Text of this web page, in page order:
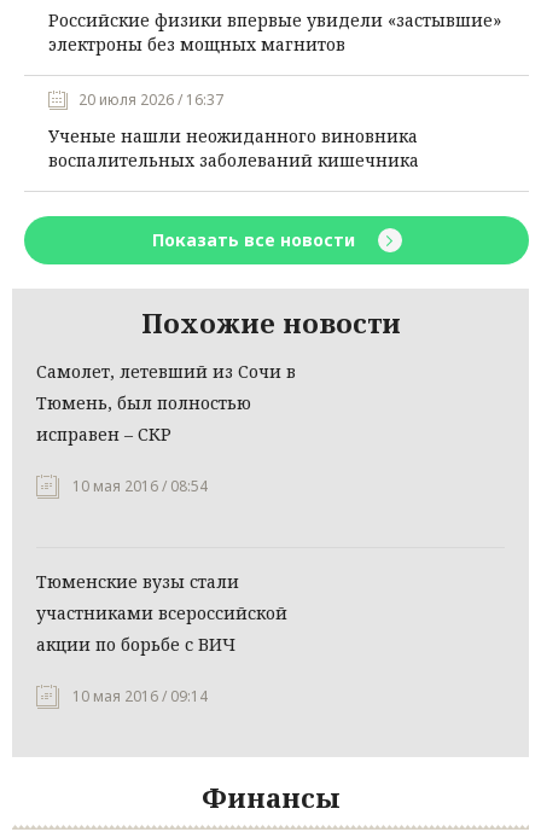
Российские физики впервые увидели «застывшие»
электроны без мощных магнитов
20 июля 2026 / 16:37
Ученые нашли неожиданного виновника
воспалительных заболеваний кишечника
Показать все новости
Похожие новости
Самолет, летевший из Сочи в
Тюмень, был полностью
исправен – СКР
10 мая 2016 / 08:54
Тюменские вузы стали
участниками всероссийской
акции по борьбе с ВИЧ
10 мая 2016 / 09:14
Финансы